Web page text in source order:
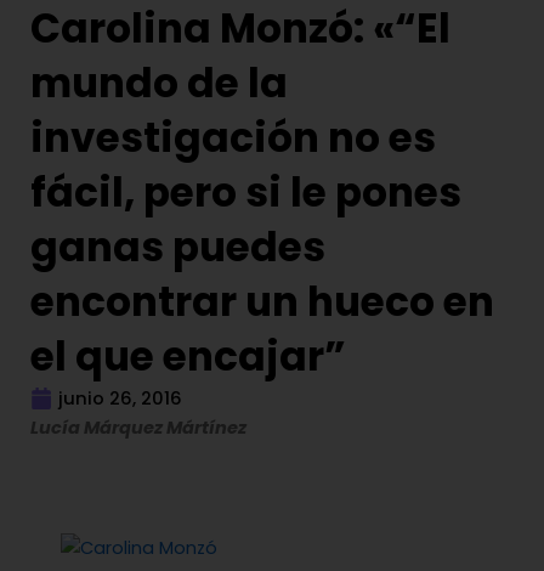
Carolina Monzó: «“El
mundo de la
investigación no es
fácil, pero si le pones
ganas puedes
encontrar un hueco en
el que encajar”
junio 26, 2016
Lucía Márquez Mártínez